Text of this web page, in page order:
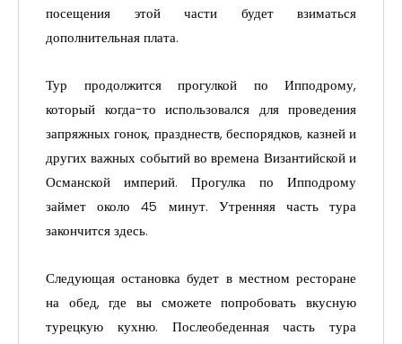
посещения этой части будет взиматься
дополнительная плата.
Тур продолжится прогулкой по Ипподрому,
который когда-то использовался для проведения
запряжных гонок, празднеств, беспорядков, казней и
других важных событий во времена Византийской и
Османской империй. Прогулка по Ипподрому
займет около 45 минут. Утренняя часть тура
закончится здесь.
Следующая остановка будет в местном ресторане
на обед, где вы сможете попробовать вкусную
турецкую кухню. Послеобеденная часть тура